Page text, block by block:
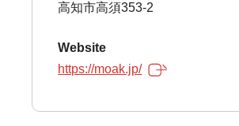
高知市高須353-2
Website
https://moak.jp/